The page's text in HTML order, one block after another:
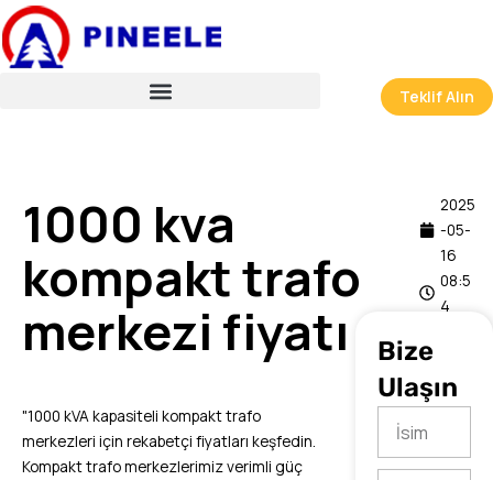
İçeriğe
atla
Teklif Alın
1000 kva
kompakt trafo
merkezi fiyatı
2025
-05-
16
08:5
4
"1000 kVA kapasiteli kompakt trafo
merkezleri için rekabetçi fiyatları keşfedin.
Kompakt trafo merkezlerimiz verimli güç
Bize
Ulaşın
İsim